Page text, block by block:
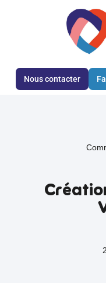
Nous contacter